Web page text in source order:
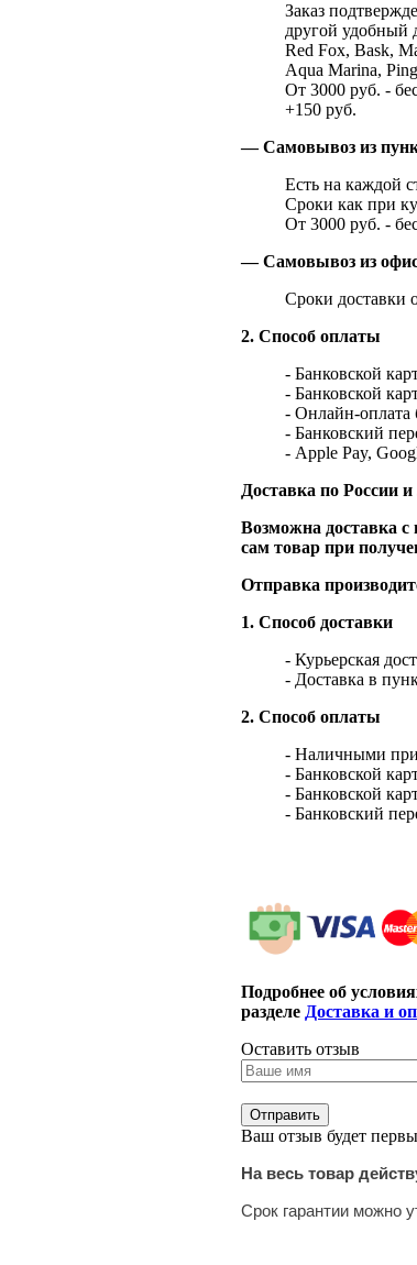
Заказ
другой удобный
Red Fox, Bask,
Aqua Marina,
От 3000 руб. -
+150 руб.
— Самовывоз из
Есть на каждой
Сроки как при
От 3000 руб. -
— Самовывоз из
Сроки доставки
2. Способ оплаты
- Банковской
- Банковской
- Онлайн-оплата
- Банковский
- Apple Pay,
Доставка по России
Возможна доставка с
сам товар при
Отправка
1. Способ доставки
- Курьерская
- Доставка в
2. Способ оплаты
- Наличными
- Банковской
- Банковской
- Банковский
Подробнее об
разделе Доставка и
Оставить отзыв
Ваш отзыв будет
На весь товар
Срок гарантии можно